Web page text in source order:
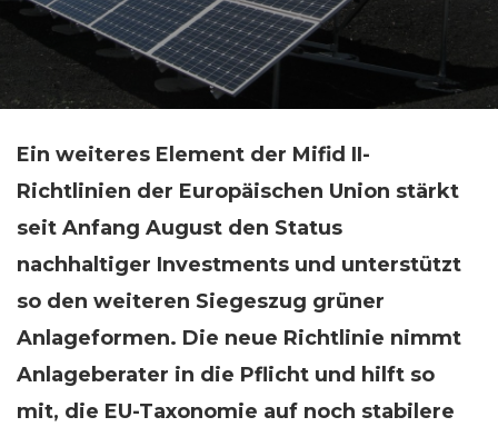
Ein weiteres Element der Mifid II-
Richtlinien der Europäischen Union stärkt
seit Anfang August den Status
nachhaltiger Investments und unterstützt
so den weiteren Siegeszug grüner
Anlageformen. Die neue Richtlinie nimmt
Anlageberater in die Pflicht und hilft so
mit, die EU-Taxonomie auf noch stabilere